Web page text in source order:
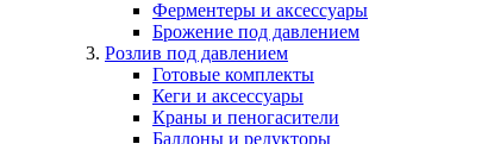
Ферментеры и аксессуары
Брожение под давлением
Розлив под давлением
Готовые комплекты
Кеги и аксессуары
Краны и пеногасители
Баллоны и редукторы